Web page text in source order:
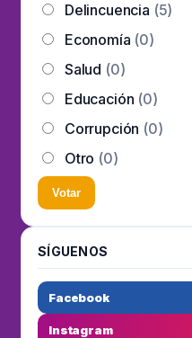
Delincuencia (5)
Economía (0)
Salud (0)
Educación (0)
Corrupción (0)
Otro (0)
Votar
SÍGUENOS
Facebook
Instagram